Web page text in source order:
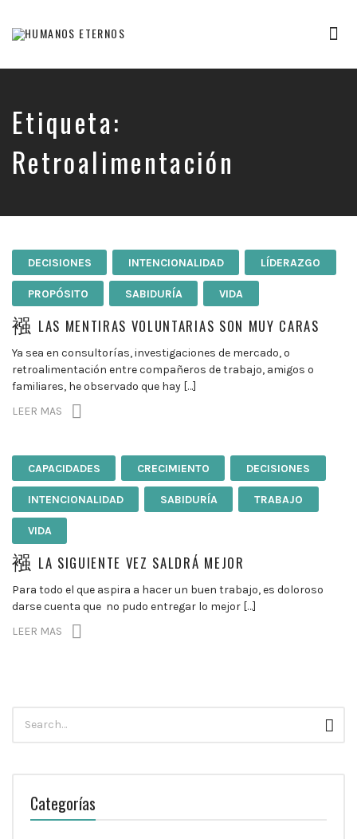
humanos,
nos
creó
para
mucho
Etiqueta:
Retroalimentación
DECISIONES INTENCIONALIDAD LÍDERAZGO
PROPÓSITO SABIDURÍA VIDA
LAS MENTIRAS VOLUNTARIAS SON MUY CARAS
Ya sea en consultorías, investigaciones de mercado, o
retroalimentación entre compañeros de trabajo, amigos o
familiares, he observado que hay […]
LEER MAS
CAPACIDADES CRECIMIENTO DECISIONES
INTENCIONALIDAD SABIDURÍA TRABAJO
VIDA
LA SIGUIENTE VEZ SALDRÁ MEJOR
Para todo el que aspira a hacer un buen trabajo, es doloroso
darse cuenta que no pudo entregar lo mejor […]
LEER MAS
para:
Categorías